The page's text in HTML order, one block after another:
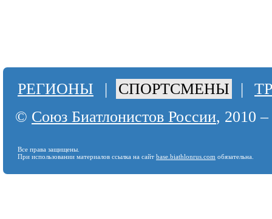
РЕГИОНЫ | СПОРТСМЕНЫ |
© Союз Биатлонистов России, 2010
Все права защищены.
При использовании материалов ссылка на сайт base.biathlonrus.com обязательна.